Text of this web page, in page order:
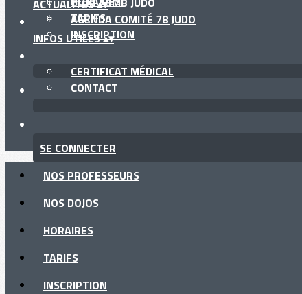
TARIFS
INSCRIPTION
AGENDA COMITÉ 78 JUDO
ACTUALITÉS▴▾
INFOS UTILES▴▾
CERTIFICAT MÉDICAL
CONTACT
SE CONNECTER
NOS PROFESSEURS
NOS DOJOS
HORAIRES
TARIFS
INSCRIPTION